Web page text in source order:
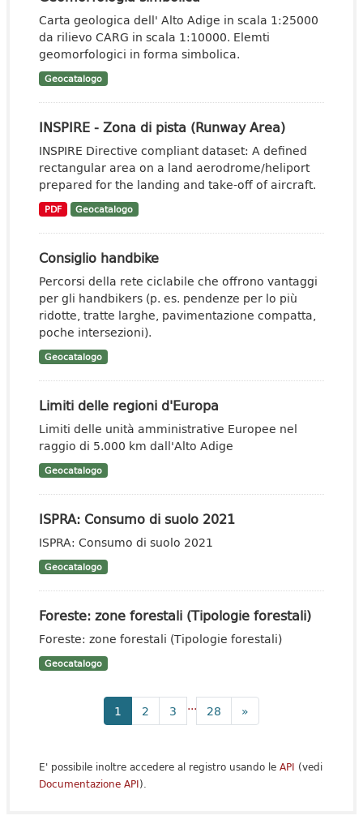
Carta geologica dell' Alto Adige in scala 1:25000
da rilievo CARG in scala 1:10000. Elemti
geomorfologici in forma simbolica.
Geocatalogo
INSPIRE - Zona di pista (Runway Area)
INSPIRE Directive compliant dataset: A defined
rectangular area on a land aerodrome/heliport
prepared for the landing and take-off of aircraft.
PDF Geocatalogo
Consiglio handbike
Percorsi della rete ciclabile che offrono vantaggi
per gli handbikers (p. es. pendenze per lo più
ridotte, tratte larghe, pavimentazione compatta,
poche intersezioni).
Geocatalogo
Limiti delle regioni d'Europa
Limiti delle unità amministrative Europee nel
raggio di 5.000 km dall'Alto Adige
Geocatalogo
ISPRA: Consumo di suolo 2021
ISPRA: Consumo di suolo 2021
Geocatalogo
Foreste: zone forestali (Tipologie forestali)
Foreste: zone forestali (Tipologie forestali)
Geocatalogo
1 2 3 ... 28 »
E' possibile inoltre accedere al registro usando le API (vedi
Documentazione API).